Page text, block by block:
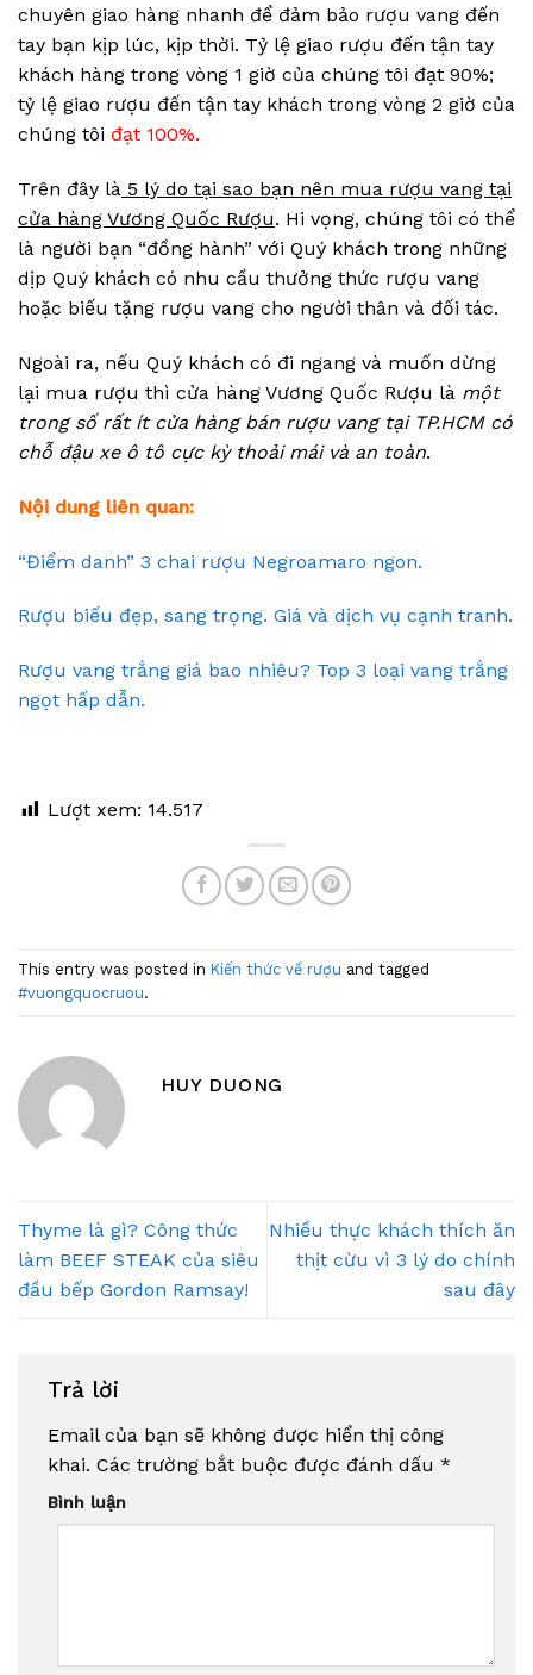
chuyên giao hàng nhanh để đảm bảo rượu vang đến
tay bạn kịp lúc, kịp thời. Tỷ lệ giao rượu đến tận tay
khách hàng trong vòng 1 giờ của chúng tôi đạt 90%;
tỷ lệ giao rượu đến tận tay khách trong vòng 2 giờ của
chúng tôi đạt 100%.
Trên đây là 5 lý do tại sao bạn nên mua rượu vang tại
cửa hàng Vương Quốc Rượu. Hi vọng, chúng tôi có thể
là người bạn “đồng hành” với Quý khách trong những
dịp Quý khách có nhu cầu thưởng thức rượu vang
hoặc biếu tặng rượu vang cho người thân và đối tác.
Ngoài ra, nếu Quý khách có đi ngang và muốn dừng
lại mua rượu thì cửa hàng Vương Quốc Rượu là một
trong số rất ít cửa hàng bán rượu vang tại TP.HCM có
chỗ đậu xe ô tô cực kỳ thoải mái và an toàn.
Nội dung liên quan:
“Điểm danh” 3 chai rượu Negroamaro ngon.
Rượu biếu đẹp, sang trọng. Giá và dịch vụ cạnh tranh.
Rượu vang trắng giá bao nhiêu? Top 3 loại vang trắng
ngọt hấp dẫn.
Lượt xem: 14.517
This entry was posted in Kiến thức về rượu and tagged
#vuongquocruou.
HUY DUONG
Thyme là gì? Công thức
làm BEEF STEAK của siêu
đầu bếp Gordon Ramsay!
Nhiều thực khách thích ăn
thịt cừu vì 3 lý do chính
sau đây
Trả lời
Email của bạn sẽ không được hiển thị công
khai. Các trường bắt buộc được đánh dấu *
Bình luận